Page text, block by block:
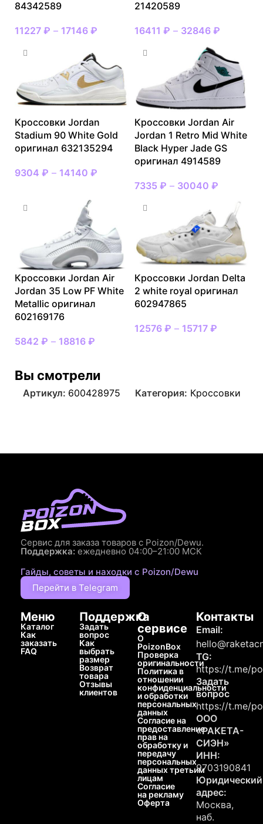
84342589
11227 ₽ – 17146 ₽
21420589
16411 ₽ – 32846 ₽
Кроссовки Jordan
Stadium 90 White Gold
оригинал 632135294
9304 ₽ – 14140 ₽
Кроссовки Jordan Air
Jordan 1 Retro Mid White
Black Hyper Jade GS
оригинал 4914589
7335 ₽ – 30040 ₽
Кроссовки Jordan Air
Jordan 35 Low PF White
Metallic оригинал
602169176
5842 ₽ – 18816 ₽
Кроссовки Jordan Delta
2 white royal оригинал
602947865
12576 ₽ – 15717 ₽
Вы смотрели
Артикул: 600428975 Категория: Кроссовки
Сервис для заказа товаров с Poizon/Dewu.
Поддержка: ежедневно 04:00–21:00 МСК
Гайды, советы и находки с Poizon/Dewu
Перейти в Telegram
Меню
Каталог
Как
заказать
FAQ
Поддержка
Задать
вопрос
Как
выбрать
размер
Возврат
товара
Отзывы
клиентов
О
сервисе
О
PoizonBox
Проверка
оригинальности
Политика в
отношении
конфиденциальности
и обработки
персональных
данных
Согласие на
предоставление
прав на
обработку и
передачу
персональных
данных третьим
лицам
Согласие
на рекламу
Оферта
Контакты
Email:
TG:
https://t.me/
Задать
вопрос
https://t.me/
ООО
«РАКЕТА-
СИЭН»
ИНН:
9703190841
Юридический
адрес:
Москва,
наб.